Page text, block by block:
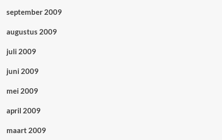
september 2009
augustus 2009
juli 2009
juni 2009
mei 2009
april 2009
maart 2009